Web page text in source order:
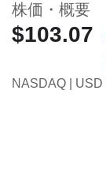
株価・概要
$103.07
NASDAQ | USD